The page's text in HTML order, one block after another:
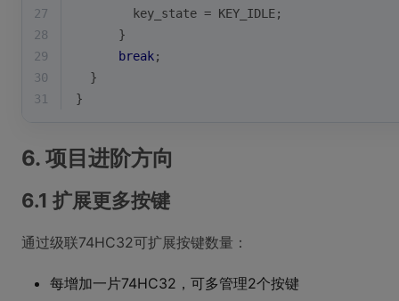
27
        key_state = KEY_IDLE;
28
      }
29
break;
30
  }
31
}
6. 项目进阶方向
6.1 扩展更多按键
通过级联74HC32可扩展按键数量：
每增加一片74HC32，可多管理2个按键